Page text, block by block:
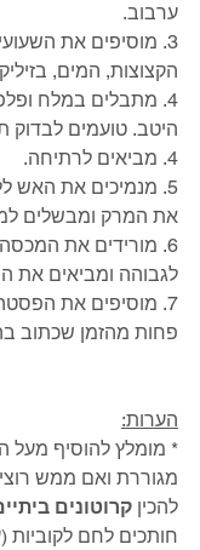
ערבוב.
3. מוסיפים את
הקצוצות, המים,
4. מתבלים במלח
היטב. טועמים לבדוק
4. מביאים לרתיחה.
5. מנמיכים את האש
את המרק ומבשלים למשך 45
6. מורידים את
לגבוהה ומביאים את
7. מוסיפים את
פחות מהזמן שכתוב
הערות:
* מומלץ להוסיף מעל
מגוררת ואם ממש
להכין קרוטונים
חותכים לחם לקוביות